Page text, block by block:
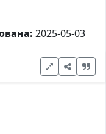
2025-05-03